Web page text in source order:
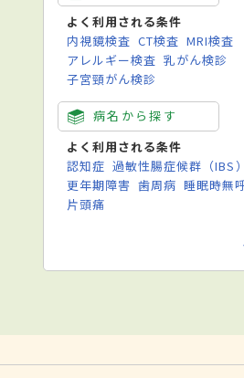
よく利用される条件
内視鏡検査 CT検査 MRI検査
アレルギー検査 乳がん検診
子宮頸がん検診
病名から探す
よく利用される条件
認知症 過敏性腸症候群（IBS）
更年期障害 歯周病 睡眠時無
片頭痛